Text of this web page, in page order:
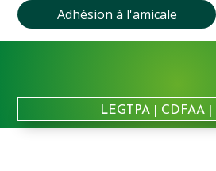
Adhésion à l'amicale
LEGTPA| CDFAA|